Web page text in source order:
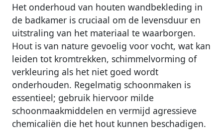
Het onderhoud van houten wandbekleding in
de badkamer is cruciaal om de levensduur en
uitstraling van het materiaal te waarborgen.
Hout is van nature gevoelig voor vocht, wat kan
leiden tot kromtrekken, schimmelvorming of
verkleuring als het niet goed wordt
onderhouden. Regelmatig schoonmaken is
essentieel; gebruik hiervoor milde
schoonmaakmiddelen en vermijd agressieve
chemicaliën die het hout kunnen beschadigen.